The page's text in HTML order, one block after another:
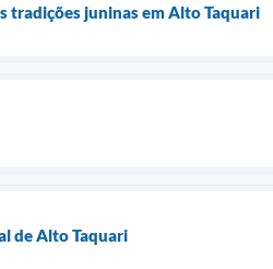
tradições juninas em Alto Taquari
de Alto Taquari